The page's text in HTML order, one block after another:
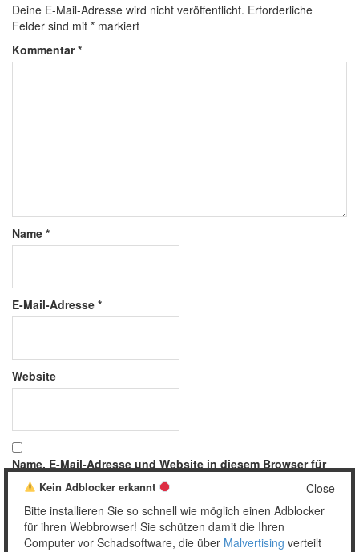
Deine E-Mail-Adresse wird nicht veröffentlicht. Erforderliche
Felder sind mit * markiert
Kommentar*
Name *
E-Mail-Adresse *
Website
Name, E-Mail-Adresse und Website in diesem Browser für
meinen nächsten Kommentar speichern.
Close
Kein Adblocker erkannt
Bitte installieren Sie so schnell wie möglich einen Adblocker
für ihren Webbrowser! Sie schützen damit die Ihren
Computer vor Schadsoftware, die über Malvertising verteilt